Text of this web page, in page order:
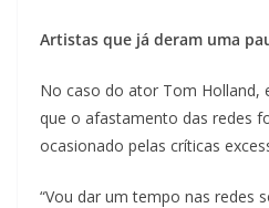
Artistas que já deram uma
No caso do ator Tom Holland,
que o afastamento das redes
ocasionado pelas críticas
“Vou dar um tempo nas redes